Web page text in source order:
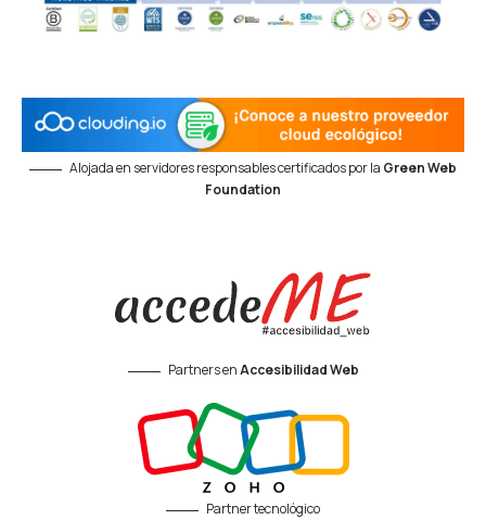
Alojada en servidores responsables certificados por la Green Web
Foundation
Partners enAccesibilidad Web
Partner tecnológico